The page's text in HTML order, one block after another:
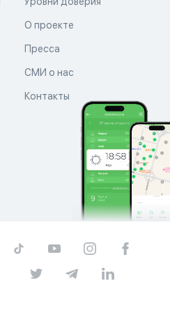
О проекте
Пресса
СМИ о нас
Контакты